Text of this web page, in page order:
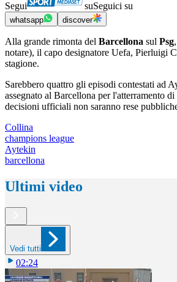
Segui suSeguici su
whatsapp discover
Alla grande rimonta del Barcellona sul Psg
notare), il capo designatore Uefa, Pierluigi
stagione.
Sarebbero quattro gli episodi contestati ad
assegnato al Barcellona per l'atterramento
decisioni ufficiali non saranno rese
Collina
champions league
Aytekin
barcellona
Ultimi video
Vedi tutti
02:24